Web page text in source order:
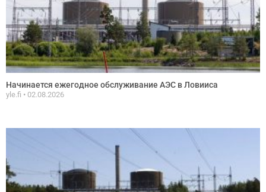
Начинается ежегодное обслуживание АЭС в Ловииса
yle.fi 02.08.2026